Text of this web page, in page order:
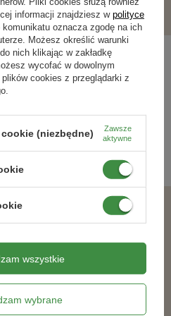
Zestaw Ekopomidor Vegano – 3x1 l
Naturalny Nawóz Ekologiczny (Trzeci
54,99 zł
informacji znajdziesz w polityce
komunikatu oznacza zgodę na ich
Możesz określić warunki
nich klikając w zakładkę
wycofać w dowolnym
cookies z przeglądarki z
(niezbędne)
Zawsze
aktywne
wybrane
wszystkie